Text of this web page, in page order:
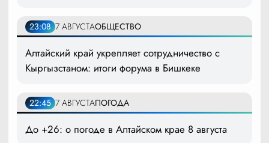
23:08 7 АВГУСТАОБЩЕСТВО
Алтайский край укрепляет сотрудничество с
Кыргызстаном: итоги форума в Бишкеке
22:45 7 АВГУСТАПОГОДА
До +26: о погоде в Алтайском крае 8 августа